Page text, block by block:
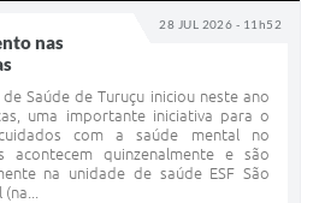
28 JUL 2026 - 11h52
nas
Saúde de Turuçu iniciou neste ano
uma importante iniciativa para o
com a saúde mental no
acontecem quinzenalmente e são
na unidade de saúde ESF São